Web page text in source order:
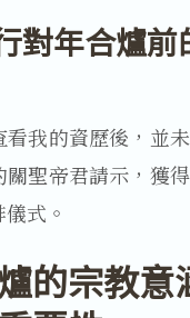
對年合爐前
看我的資歷後，並
聖帝君請示，獲
式。
的宗教意